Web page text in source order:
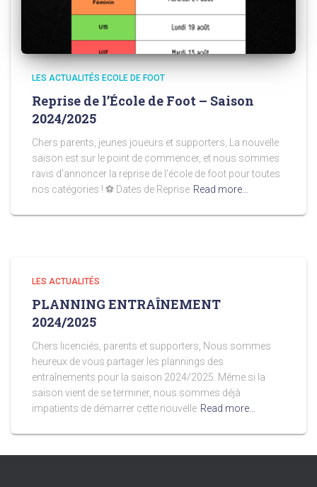
LES ACTUALITÉS ECOLE DE FOOT
Reprise de l’École de Foot – Saison
2024/2025
Chers parents, jeunes joueurs et supporters, La nouvelle
saison est sur le point de commencer, et nous sommes
ravis d’annoncer la reprise de l’école de foot pour toutes
nos catégories ! ⚽️ Dates de Reprise Read more…
LES ACTUALITÉS
PLANNING ENTRAÎNEMENT
2024/2025
Chers licenciés, parents et supporters, Nous sommes
heureux de vous partager les plannings des
entraînements pour la saison 2024/2025. Même si la
saison vient de se terminer, nous sommes déjà
impatients de démarrer cette nouvelle Read more…